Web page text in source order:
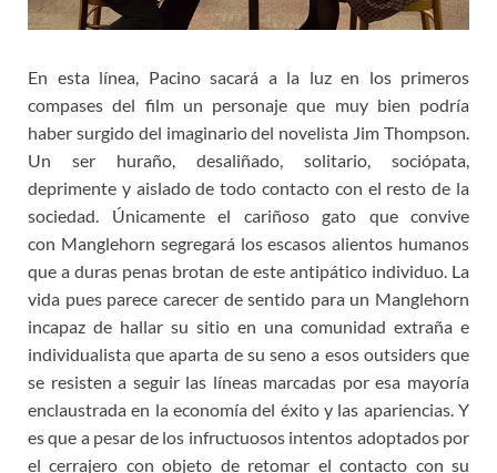
En esta línea, Pacino sacará a la luz en los primeros
compases del film un personaje que muy bien podría
haber surgido del imaginario del novelista Jim Thompson.
Un ser huraño, desaliñado, solitario, sociópata,
deprimente y aislado de todo contacto con el resto de la
sociedad. Únicamente el cariñoso gato que convive
con Manglehorn segregará los escasos alientos humanos
que a duras penas brotan de este antipático individuo. La
vida pues parece carecer de sentido para un Manglehorn
incapaz de hallar su sitio en una comunidad extraña e
individualista que aparta de su seno a esos outsiders que
se resisten a seguir las líneas marcadas por esa mayoría
enclaustrada en la economía del éxito y las apariencias. Y
es que a pesar de los infructuosos intentos adoptados por
el cerrajero con objeto de retomar el contacto con su